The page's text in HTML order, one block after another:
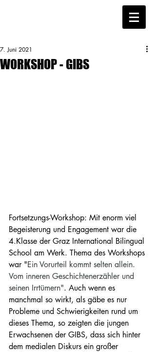
WORKSHOP - GIBS
7. Juni 2021
Fortsetzungs-Workshop: Mit enorm viel
Begeisterung und Engagement war die
4.Klasse der Graz International Bilingual
School am Werk. Thema des Workshops
war "Ein Vorurteil kommt selten allein.
Vom inneren Geschichtenerzähler und
seinen Irrtümern". Auch wenn es
manchmal so wirkt, als gäbe es nur
Probleme und Schwierigkeiten rund um
dieses Thema, so zeigten die jungen
Erwachsenen der GIBS, dass sich hinter
dem medialen Diskurs ein großer